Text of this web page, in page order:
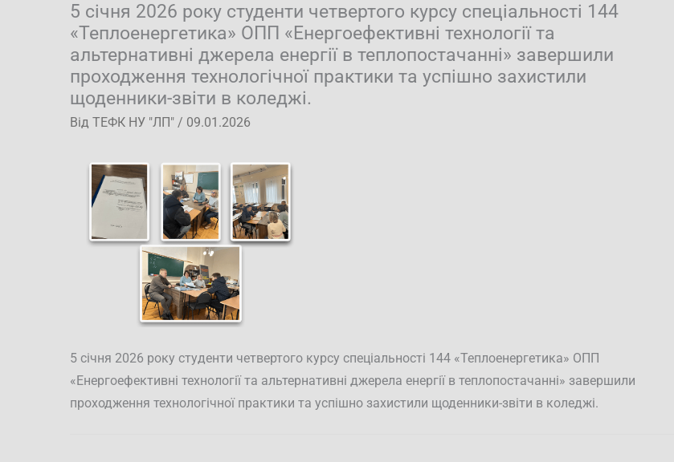
5 січня 2026 року студенти четвертого курсу спеціальності 144
«Теплоенергетика» ОПП «Енергоефективні технології та
альтернативні джерела енергії в теплопостачанні» завершили
проходження технологічної практики та успішно захистили
щоденники-звіти в коледжі.
Від ТЕФК НУ "ЛП" / 09.01.2026
5 січня 2026 року студенти четвертого курсу спеціальності 144 «Теплоенергетика» ОПП
«Енергоефективні технології та альтернативні джерела енергії в теплопостачанні» завершили
проходження технологічної практики та успішно захистили щоденники-звіти в коледжі.